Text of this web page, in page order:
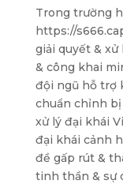
Trong trường
https://
giải quyết & xử
& công khai
đội ngũ hỗ trợ
chuẩn chỉnh bị
xử lý đại khái
đại khái cảnh
đề gấp rút &
tinh thần & sự